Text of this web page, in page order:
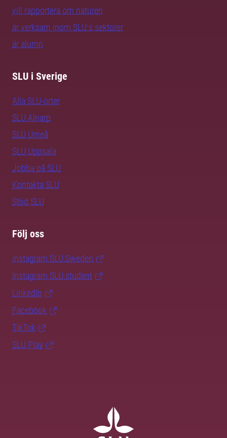
vill rapportera om naturen
är verksam inom SLU:s sektorer
är alumn
SLU i Sverige
Alla SLU-orter
SLU Alnarp
SLU Umeå
SLU Uppsala
Jobba på SLU
Kontakta SLU
Stöd SLU
Följ oss
Instagram SLU.Sweden
Instagram SLU.student
LinkedIn
Facebook
TikTok
SLU Play